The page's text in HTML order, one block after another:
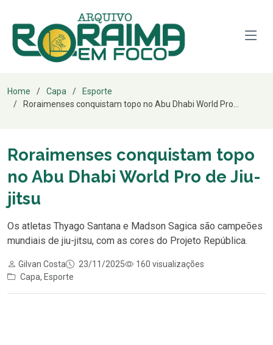
Home Capa
Esporte
Roraimenses conquistam topo no Abu Dhabi World Pro...
Roraimenses conquistam topo
no Abu Dhabi World Pro de Jiu-
jitsu
Os atletas Thyago Santana e Madson Sagica são campeões
mundiais de jiu-jitsu, com as cores do Projeto República.
Gilvan Costa 23/11/2025
160 visualizações
Capa, Esporte